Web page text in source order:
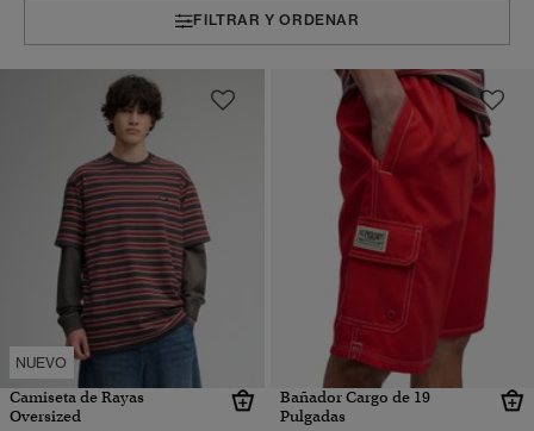
FILTRAR Y ORDENAR
NUEVO
Camiseta de Rayas
Oversized
Bañador Cargo de 19
Pulgadas